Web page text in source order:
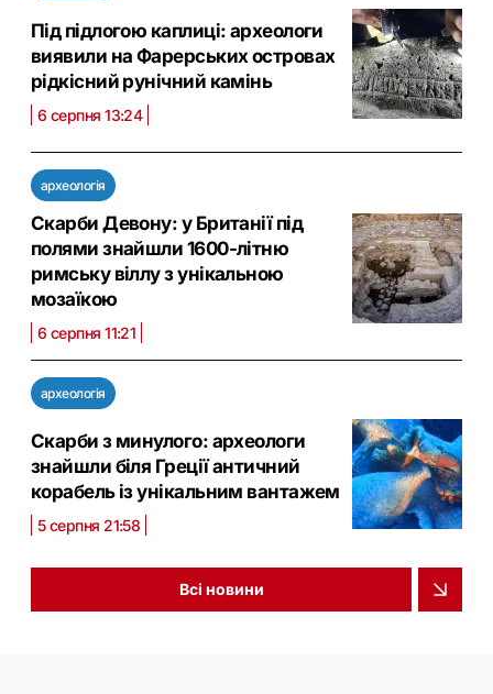
Під підлогою каплиці: археологи
виявили на Фарерських островах
рідкісний рунічний камінь
6 серпня 13:24
археологія
Скарби Девону: у Британії під
полями знайшли 1600-літню
римську віллу з унікальною
мозаїкою
6 серпня 11:21
археологія
Скарби з минулого: археологи
знайшли біля Греції античний
корабель із унікальним вантажем
5 серпня 21:58
Всі новини